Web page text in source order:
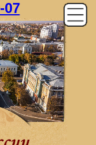
07